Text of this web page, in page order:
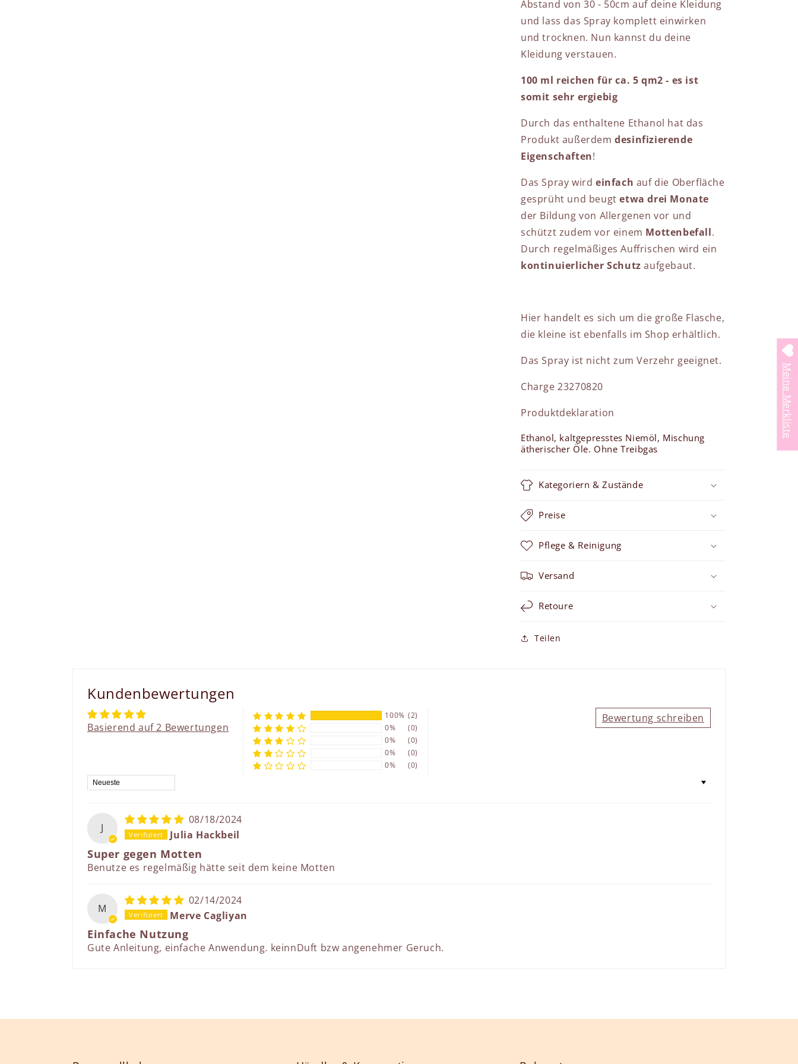
Abstand von 30 - 50cm auf deine Kleidung
und lass das Spray komplett einwirken
und trocknen. Nun kannst du deine
Kleidung verstauen.
100 ml reichen für ca. 5 qm2 - es ist
somit sehr ergiebig
Durch das enthaltene Ethanol hat das
Produkt außerdemdesinfizierende
Eigenschaften!
Das Spray wird einfach auf die Oberfläche
gesprüht und beugtetwa drei Monate
der Bildung von Allergenen vor und
schützt zudem vor einem Mottenbefall.
Durch regelmäßiges Auffrischen wird ein
kontinuierlicher Schutz aufgebaut.
Hier handelt es sich um die große Flasche,
die kleine ist ebenfalls im Shop erhältlich.
Das Spray ist nicht zum Verzehr geeignet.
Charge 23270820
Produktdeklaration
Ethanol, kaltgepresstes Niemöl, Mischung
ätherischer Öle. Ohne Treibgas
Kategoriern & Zustände
Preise
Pflege & Reinigung
Versand
Retoure
Teilen
Kundenbewertungen
Basierend auf 2 Bewertungen
Bewertung schreiben
100% (2)
0%
(0)
0%
(0)
0%
(0)
0%
(0)
Sort by
J
08/18/2024
Julia Hackbeil
Super gegen Motten
Benutze es regelmäßig hätte seit dem keine Motten
M
02/14/2024
Merve Cagliyan
Einfache Nutzung
Gute Anleitung, einfache Anwendung. keinnDuft bzw angenehmer Geruch.
Meine Merkliste